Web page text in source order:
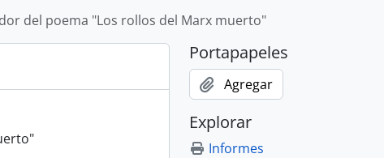
del poema "Los rollos del Marx muerto"
Portapapeles
Agregar
Explorar
Informes